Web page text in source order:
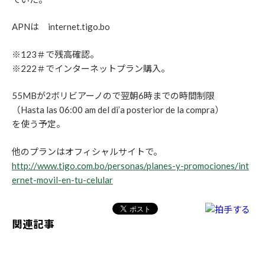
APNは internet.tigo.bo
※123＃で残高確認。
※222＃でインターネットプラン購入。
55MBが2ボリビアーノので翌朝6時までの時間制限
（Hasta las 06:00 am del di’a posterior de la compra）
を使う予定。
他のプランはオフィシャルサイトで。
http://www.tigo.com.bo/personas/planes-y-promociones/int
ernet-movil-en-tu-celular
関連記事